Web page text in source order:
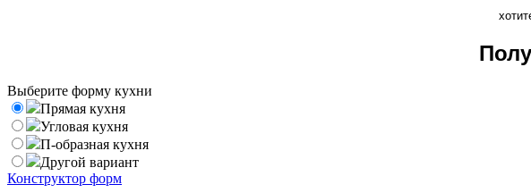
Выберите форму кухни
Прямая кухня
Угловая кухня
П-образная кухня
Другой вариант
Конструктор форм